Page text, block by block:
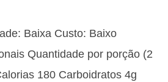
Baixa Custo: Baixo
Quantidade por porção (2
180 Carboidratos 4g